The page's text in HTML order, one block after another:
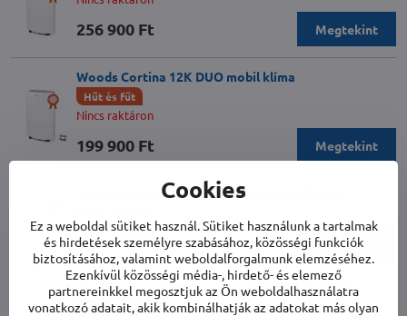
256 900 Ft Megtekint
Woods Cortina 12K DUO mobil klíma
Hűt és fűt
Nincs raktáron
199 900 Ft Megtekint
Woods Cortina 12K Smart Home mobil klíma
260 900 Ft Megtekint
Woods Milan 7K WiFi Duo mobil klíma
Hűt és fűt Csatlakozás wifin keresztül
Cookies
Ez a weboldal sütiket használ. Sütiket használunk a tartalmak
és hirdetések személyre szabásához, közösségi funkciók
biztosításához, valamint weboldalforgalmunk elemzéséhez.
Ezenkívül közösségi média-, hirdető- és elemező
partnereinkkel megosztjuk az Ön weboldalhasználatra
vonatkozó adatait, akik kombinálhatják az adatokat más olyan